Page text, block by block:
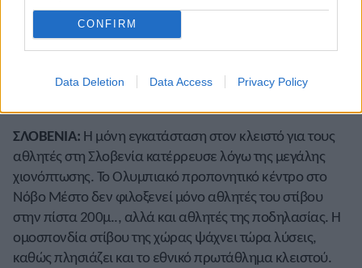
CONFIRM
Data Deletion Data Access Privacy Policy
Ν. ΖΗΛΑΝΔΙΑ:Τρεις πρωταθλητές των Αγώνων
Κοινοπολιτείας από τη Νέα Ζηλανδία, στη σφαίρα
Μπρουςθα πάρουν μέρος στο μίτινγκ του Ουνγκανούι
ΣΛΟΒΕΝΙΑ: Η μόνη εγκατάσταση στον κλειστό για τους
αθλητές στη Σλοβενία κατέρρευσε λόγω της μεγάλης
χιονόπτωσης. Το Ολυμπιακό προπονητικό κέντρο στο
Νόβο Μέστο δεν φιλοξενεί μόνο αθλητές του στίβου
στην πίστα 200μ.., αλλά και αθλητές της ποδηλασίας. Η
ομοσπονδία στίβου της χώρας ψάχνει τώρα λύσεις,
καθώς πλησιάζει και το εθνικό πρωτάθλημα κλειστού.